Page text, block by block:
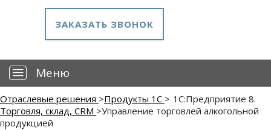
ЗАКАЗАТЬ ЗВОНОК
Меню
—
Отраслевые решения >Продукты 1С >
Торговля, склад, CRM >
1С:Предприятие 8.
Управление торговлей алкогольной
продукцией